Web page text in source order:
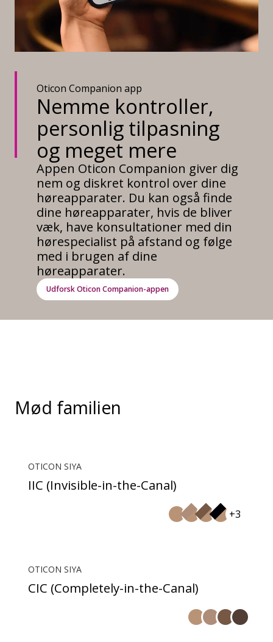
Oticon Companion app
Nemme kontroller,
personlig tilpasning
og meget mere
Appen Oticon Companion giver dig
nem og diskret kontrol over dine
høreapparater. Du kan også finde
dine høreapparater, hvis de bliver
væk, have konsultationer med din
hørespecialist på afstand og følge
med i brugen af dine
høreapparater.
Udforsk Oticon Companion-appen
Mød familien
OTICON SIYA
IIC (Invisible-in-the-Canal)
+3
OTICON SIYA
CIC (Completely-in-the-Canal)